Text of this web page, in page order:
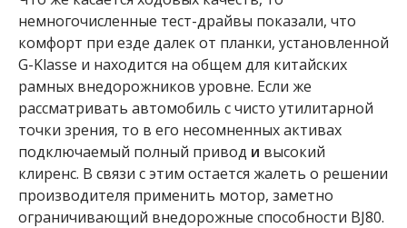
немногочисленные тест-драйвы показали, что
комфорт при езде далек от планки, установленной
G-Klasse и находится на общем для китайских
рамных внедорожников уровне. Если же
рассматривать автомобиль с чисто утилитарной
точки зрения, то в его несомненных активах
подключаемый полный привод и высокий
клиренс. В связи с этим остается жалеть о решении
производителя применить мотор, заметно
ограничивающий внедорожные способности BJ80.